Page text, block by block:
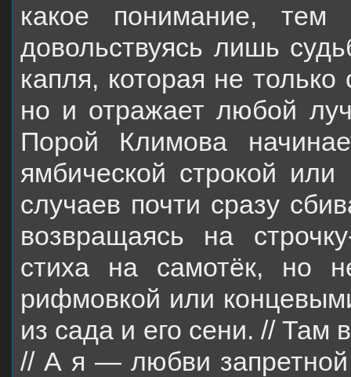
какое понимание, тем
довольствуясь лишь
капля, которая не
но и отражает любой
Порой Климова
ямбической строкой
случаев почти сразу
возвращаясь на
стиха на самотёк, но
рифмовкой или
из сада и его сени. // Там
// А я — любви